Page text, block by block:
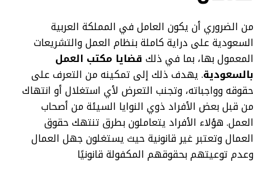
من الضروري أن يكون العامل في المملكة العربية
السعودية على دراية كاملة بنظام العمل والتشريعات
المعمول بها، بما في ذلكقضايا مكتب العمل
بالسعودية. يهدف ذلك إلى تمكينه من التعرف على
حقوقه وواجباته، وتجنب التعرض لأي استغلال أو انتهاك
من قبل بعض الأفراد ذوي النوايا السيئة من أصحاب
العمل. هؤلاء الأفراد يتعاملون بطرق تنتهك حقوق
العمال وتعتبر غير قانونية حيث يستغلون جهل العمال
وعدم توعيتهم بحقوقهم المكفولة قانونيًا